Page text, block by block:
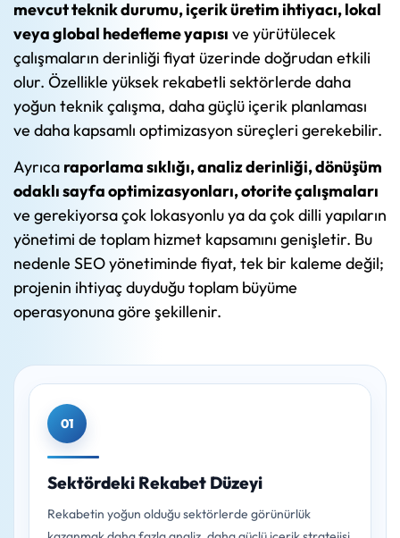
mevcut teknik durumu, içerik üretim ihtiyacı, lokal
veya global hedefleme yapısı ve yürütülecek
çalışmaların derinliği fiyat üzerinde doğrudan etkili
olur. Özellikle yüksek rekabetli sektörlerde daha
yoğun teknik çalışma, daha güçlü içerik planlaması
ve daha kapsamlı optimizasyon süreçleri gerekebilir.
Ayrıca raporlama sıklığı, analiz derinliği, dönüşüm
odaklı sayfa optimizasyonları, otorite çalışmaları
ve gerekiyorsa çok lokasyonlu ya da çok dilli yapıların
yönetimi de toplam hizmet kapsamını genişletir. Bu
nedenle SEO yönetiminde fiyat, tek bir kaleme değil;
projenin ihtiyaç duyduğu toplam büyüme
operasyonuna göre şekillenir.
01
Sektördeki Rekabet Düzeyi
Rekabetin yoğun olduğu sektörlerde görünürlük